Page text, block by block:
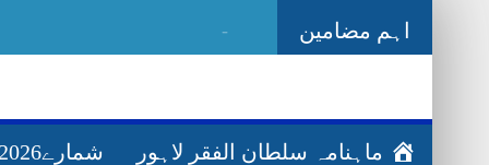
اہم مضامین Ghazwa Ba
ماہنامہ سلطان الفقر لاہور شمارے2026ء